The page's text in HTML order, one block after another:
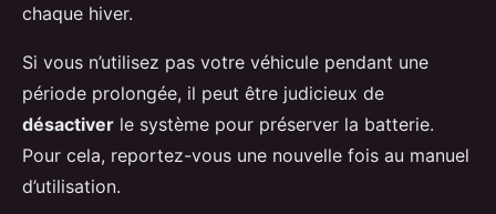
chaque hiver.
Si vous n’utilisez pas votre véhicule pendant une
période prolongée, il peut être judicieux de
désactiver le système pour préserver la batterie.
Pour cela, reportez-vous une nouvelle fois au manuel
d’utilisation.